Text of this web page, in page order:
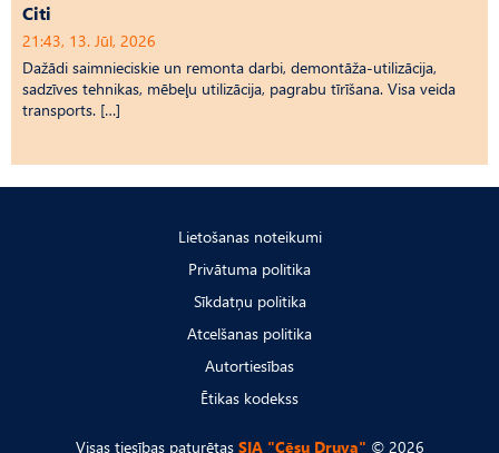
Citi
21:43, 13. Jūl, 2026
Dažādi saimnieciskie un remonta darbi, demontāža-utilizācija,
sadzīves tehnikas, mēbeļu utilizācija, pagrabu tīrīšana. Visa veida
transports. […]
Lietošanas noteikumi
Privātuma politika
Sīkdatņu politika
Atcelšanas politika
Autortiesības
Ētikas kodekss
Visas tiesības paturētas SIA "Cēsu Druva" © 2026